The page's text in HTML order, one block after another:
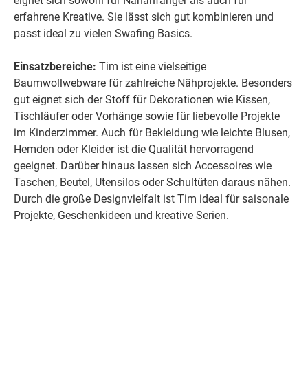
erfahrene Kreative. Sie lässt sich gut kombinieren und
passt ideal zu vielen Swafing Basics.
Einsatzbereiche: Tim ist eine vielseitige
Baumwollwebware für zahlreiche Nähprojekte. Besonders
gut eignet sich der Stoff für Dekorationen wie Kissen,
Tischläufer oder Vorhänge sowie für liebevolle Projekte
im Kinderzimmer. Auch für Bekleidung wie leichte Blusen,
Hemden oder Kleider ist die Qualität hervorragend
geeignet. Darüber hinaus lassen sich Accessoires wie
Taschen, Beutel, Utensilos oder Schultüten daraus nähen.
Durch die große Designvielfalt ist Tim ideal für saisonale
Projekte, Geschenkideen und kreative Serien.